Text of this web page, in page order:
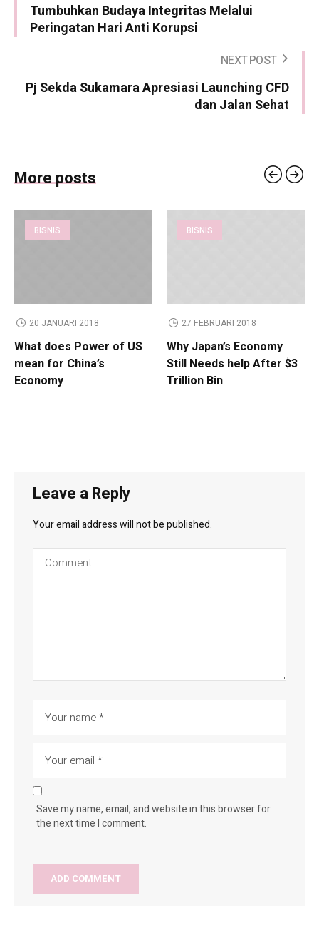
Tumbuhkan Budaya Integritas Melalui
Peringatan Hari Anti Korupsi
NEXT POST
Pj Sekda Sukamara Apresiasi Launching CFD
dan Jalan Sehat
More posts
BISNIS
20 JANUARI 2018
What does Power of US
mean for China’s
Economy
BISNIS
27 FEBRUARI 2018
Why Japan’s Economy
Still Needs help After $3
Trillion Bin
Leave a Reply
Your email address will not be published.
Save my name, email, and website in this browser for
the next time I comment.